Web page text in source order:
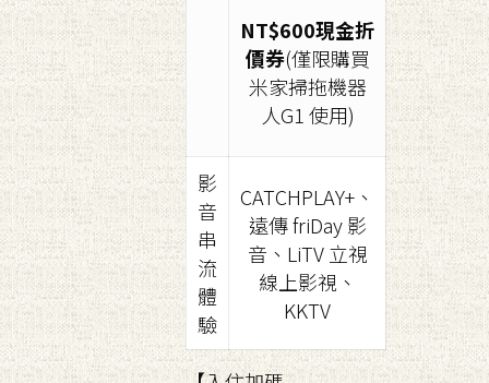
NT$600現金折
價券(僅限購買
米家掃拖機器
人G1 使用)
影
音
串
流
體
驗
CATCHPLAY+、
遠傳 friDay 影
音、LiTV 立視
線上影視、
KKTV